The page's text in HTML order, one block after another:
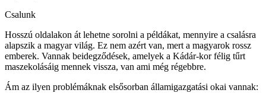
Csalunk
Hosszú oldalakon át lehetne sorolni a példákat, mennyire a csalásra
alapszik a magyar világ. Ez nem azért van, mert a magyarok rossz
emberek. Vannak beidegződések, amelyek a Kádár-kor félig tűrt
maszekolásáig mennek vissza, van ami még régebbre.
Ám az ilyen problémáknak elsősorban államigazgatási okai vannak: